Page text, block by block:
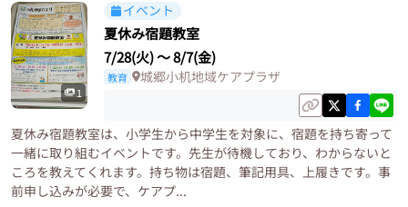
1
イベント
夏休み宿題教室
7/28(火)〜8/7(金)
教育 城郷小机地域ケアプラザ
夏休み宿題教室は、小学生から中学生を対象に、宿題を持ち寄って
一緒に取り組むイベントです。先生が待機しており、わからないと
ころを教えてくれます。持ち物は宿題、筆記用具、上履きです。事
前申し込みが必要で、ケアプ...